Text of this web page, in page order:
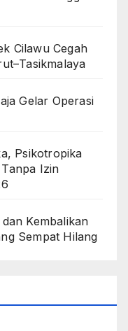
Cilawu Cegah
Gelar Operasi
Psikotropika
Izin
Kembalikan
Sempat Hilang